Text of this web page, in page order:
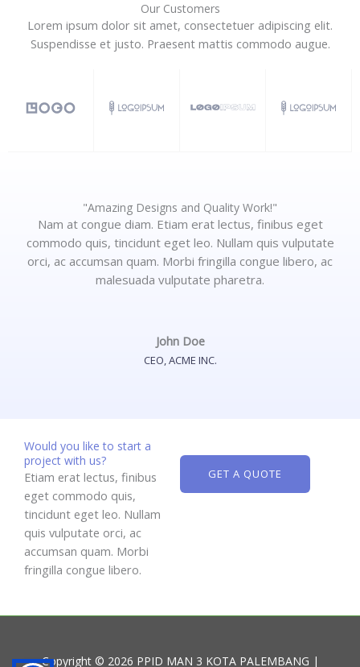
Our Customers
Lorem ipsum dolor sit amet, consectetuer adipiscing elit.
Suspendisse et justo. Praesent mattis commodo augue.​
"Amazing Designs and Quality Work!"
Nam at congue diam. Etiam erat lectus, finibus eget
commodo quis, tincidunt eget leo. Nullam quis vulputate
orci, ac accumsan quam. Morbi fringilla congue libero, ac
malesuada vulputate pharetra.
John Doe
CEO, ACME INC.
Would you like to start a
project with us?
Etiam erat lectus, finibus
eget commodo quis,
tincidunt eget leo. Nullam
quis vulputate orci, ac
accumsan quam. Morbi
fringilla congue libero.
GET A QUOTE
Copyright © 2026 PPID MAN 3 KOTA PALEMBANG |